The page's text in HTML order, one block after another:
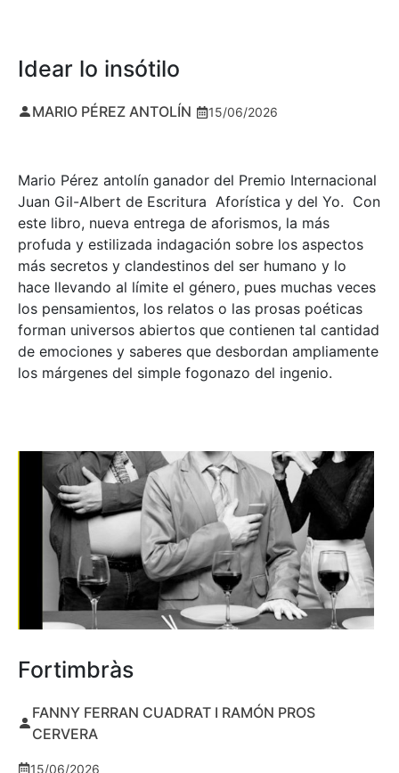
Idear lo insótilo
MARIO PÉREZ ANTOLÍN 15/06/2026
Mario Pérez antolín ganador del Premio Internacional
Juan Gil-Albert de Escritura Aforística y del Yo. Con
este libro, nueva entrega de aforismos, la más
profuda y estilizada indagación sobre los aspectos
más secretos y clandestinos del ser humano y lo
hace llevando al límite el género, pues muchas veces
los pensamientos, los relatos o las prosas poéticas
forman universos abiertos que contienen tal cantidad
de emociones y saberes que desbordan ampliamente
los márgenes del simple fogonazo del ingenio.
Fortimbràs
FANNY FERRAN CUADRAT I RAMÓN PROS
CERVERA
15/06/2026